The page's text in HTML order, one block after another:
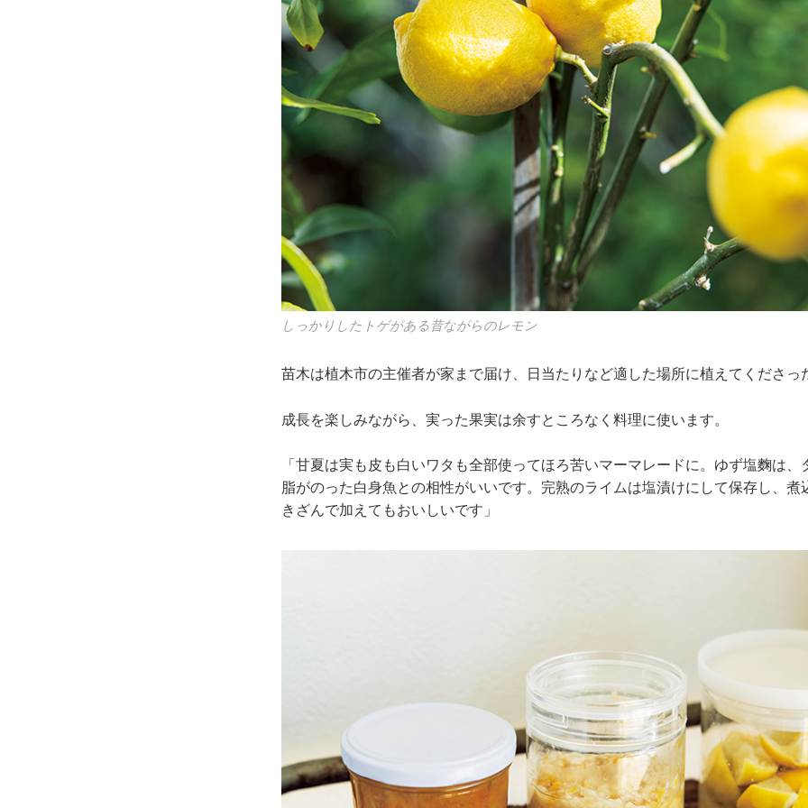
しっかりしたトゲがある昔ながらのレモン
苗木は植木市の主催者が家まで届け、日当たりなど適した場所に植えてくださっ
成長を楽しみながら、実った果実は余すところなく料理に使います。
「甘夏は実も皮も白いワタも全部使ってほろ苦いマーマレードに。ゆず塩麴は、
脂がのった白身魚との相性がいいです。完熟のライムは塩漬けにして保存し、煮
きざんで加えてもおいしいです」